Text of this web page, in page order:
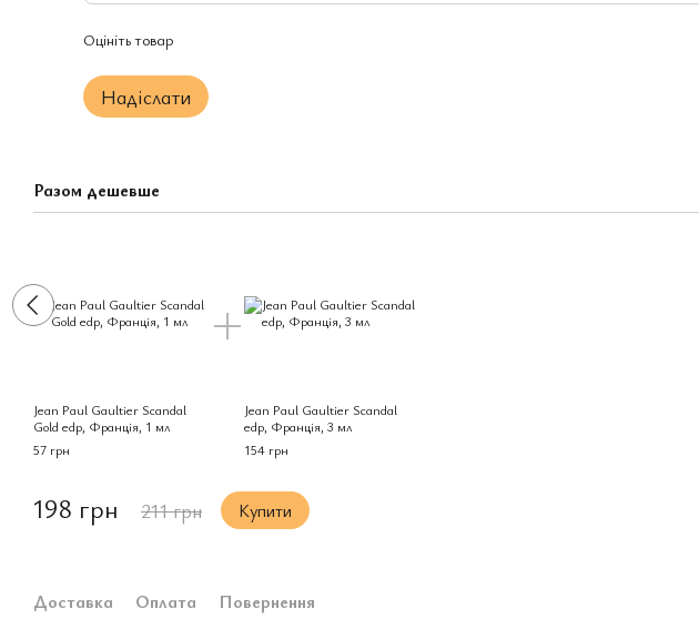
Оцініть товар
Надіслати
Разом дешевше
Jean Paul Gaultier Scandal
Gold edp, Франція, 1 мл
57 грн
Jean Paul Gaultier Scandal
edp, Франція, 3 мл
154 грн
198 грн 211 грн Купити
Доставка Оплата Повернення